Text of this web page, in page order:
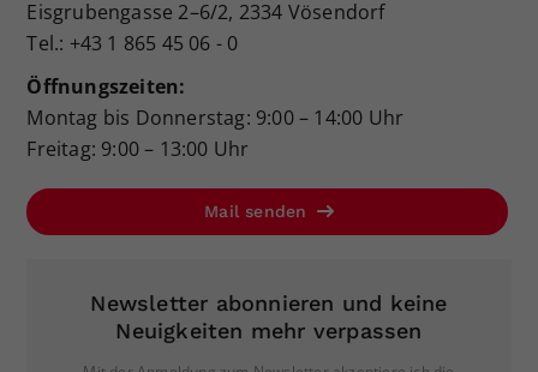
Eisgrubengasse 2–6/2, 2334 Vösendorf
Tel.: +43 1 865 45 06 - 0
Öffnungszeiten:
Montag bis Donnerstag: 9:00 – 14:00 Uhr
Freitag: 9:00 – 13:00 Uhr
Mail senden
Newsletter abonnieren und keine
Neuigkeiten mehr verpassen